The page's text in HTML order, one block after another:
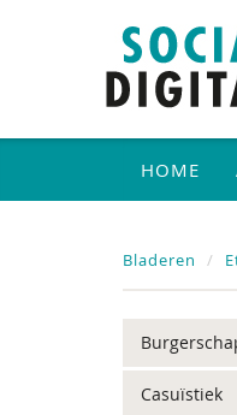
HOME
Bladeren
Casuïstiek